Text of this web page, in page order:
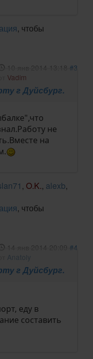
, чтобы
10 янв 2014 13:18 #3
Vadim
г Дуйсбург.
не
на
, O.K., alexb,
, чтобы
14 янв 2014 20:09 #4
Anatoly
г Дуйсбург.
еду в
составить